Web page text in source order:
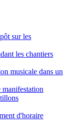
sur les
les chantiers
musicale dans un
d'horaire